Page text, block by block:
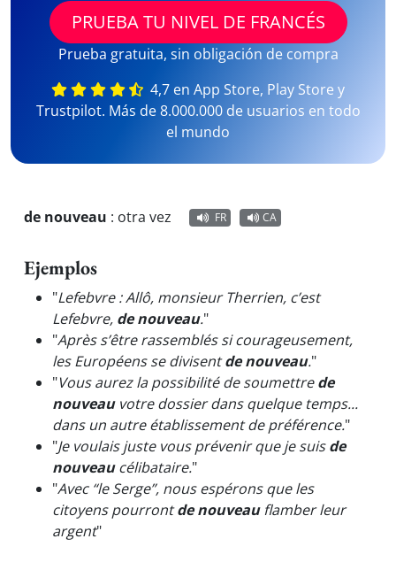
PRUEBA TU NIVEL DE FRANCÉS
Prueba gratuita, sin obligación de compra
4,7 en App Store, Play Store y
Trustpilot. Más de 8.000.000 de usuarios en todo
el mundo
de nouveau : otra vez FR CA
Ejemplos
"Lefebvre : Allô, monsieur Therrien, c’est
Lefebvre, de nouveau."
"Après s’être rassemblés si courageusement,
les Européens se divisentde nouveau."
"Vous aurez la possibilité de soumettrede
nouveauvotre dossier dans quelque temps...
dans un autre établissement de préférence."
"Je voulais juste vous prévenir que je suisde
nouveaucélibataire."
"Avec “le Serge”, nous espérons que les
citoyens pourrontde nouveauflamber leur
argent"